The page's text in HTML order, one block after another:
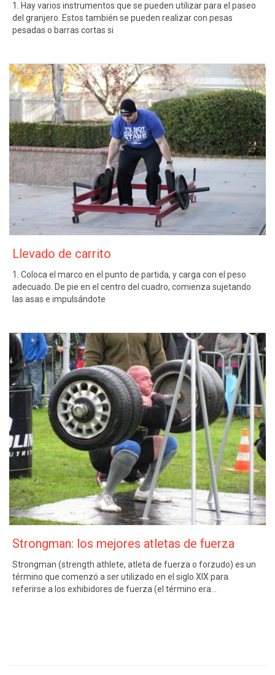
1. Hay varios instrumentos que se pueden utilizar para el paseo
del granjero. Estos también se pueden realizar con pesas
pesadas o barras cortas si
Llevado de carrito
1. Coloca el marco en el punto de partida, y carga con el peso
adecuado. De pie en el centro del cuadro, comienza sujetando
las asas e impulsándote
Strongman: los mejores atletas de fuerza
Strongman (strength athlete, atleta de fuerza o forzudo) es un
término que comenzó a ser utilizado en el siglo XIX para
referirse a los exhibidores de fuerza (el término era…